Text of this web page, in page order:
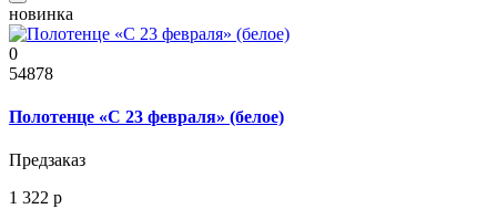
новинка
0
54878
Полотенце «С 23 февраля» (белое)
Предзаказ
1 322 р